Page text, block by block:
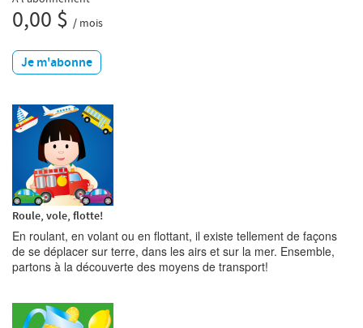
0,00 $ / mois
Je m'abonne
Roule, vole, flotte!
En roulant, en volant ou en flottant, il existe tellement de façons
de se déplacer sur terre, dans les airs et sur la mer. Ensemble,
partons à la découverte des moyens de transport!